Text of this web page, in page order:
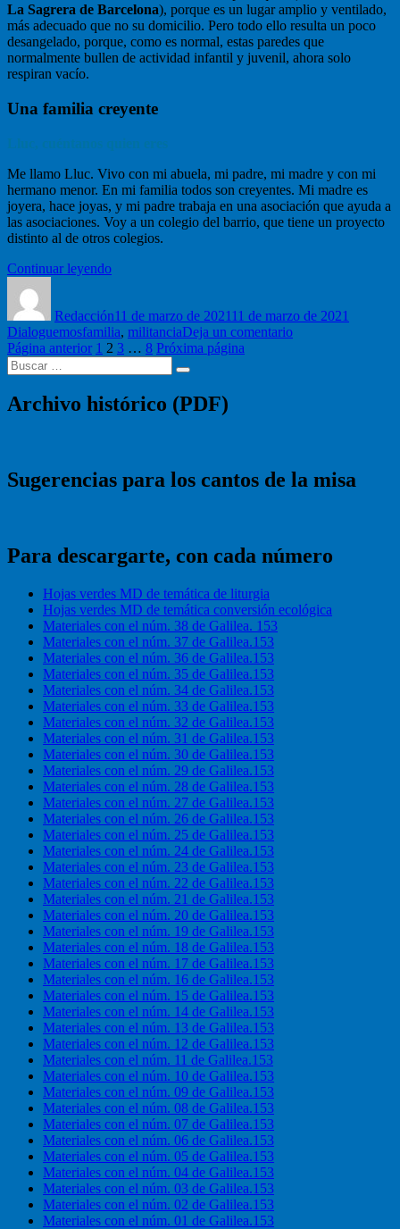
La Sagrera de Barcelona), porque es un lugar amplio y ventilado,
más adecuado que no su domicilio. Pero todo ello resulta un poco
desangelado, porque, como es normal, estas paredes que
normalmente bullen de actividad infantil y juvenil, ahora solo
respiran vacío.
Una familia creyente
Me llamo Lluc. Vivo con mi abuela, mi padre, mi madre y con mi
hermano menor. En mi familia todos son creyentes. Mi madre es
joyera, hace joyas, y mi padre trabaja en una asociación que ayuda a
las asociaciones. Voy a un colegio del barrio, que tiene un proyecto
distinto al de otros colegios.
Continuar leyendo“Lluc
aprendido
mucho
sobre
y
sus
valores»”
Redacción11 de marzo de 202111 de marzo de 2021
DialoguemosEtiquetas
familia, militanciaDeja un comentarioen
sus
valores»
Navegación
de
entradas
Página anterior Página
1 Página
2 Página
3 … Página
8 Próxima página
Buscar
por:
Buscar
Archivo histórico (PDF)
Sugerencias para los cantos de la misa
Para descargarte, con cada número
Hojas verdes MD de temática de liturgia
Hojas verdes MD de temática conversión ecológica
Materiales con el núm. 38 de Galilea. 153
Materiales con el núm. 37 de Galilea.153
Materiales con el núm. 36 de Galilea.153
Materiales con el núm. 35 de Galilea.153
Materiales con el núm. 34 de Galilea.153
Materiales con el núm. 33 de Galilea.153
Materiales con el núm. 32 de Galilea.153
Materiales con el núm. 31 de Galilea.153
Materiales con el núm. 30 de Galilea.153
Materiales con el núm. 29 de Galilea.153
Materiales con el núm. 28 de Galilea.153
Materiales con el núm. 27 de Galilea.153
Materiales con el núm. 26 de Galilea.153
Materiales con el núm. 25 de Galilea.153
Materiales con el núm. 24 de Galilea.153
Materiales con el núm. 23 de Galilea.153
Materiales con el núm. 22 de Galilea.153
Materiales con el núm. 21 de Galilea.153
Materiales con el núm. 20 de Galilea.153
Materiales con el núm. 19 de Galilea.153
Materiales con el núm. 18 de Galilea.153
Materiales con el núm. 17 de Galilea.153
Materiales con el núm. 16 de Galilea.153
Materiales con el núm. 15 de Galilea.153
Materiales con el núm. 14 de Galilea.153
Materiales con el núm. 13 de Galilea.153
Materiales con el núm. 12 de Galilea.153
Materiales con el núm. 11 de Galilea.153
Materiales con el núm. 10 de Galilea.153
Materiales con el núm. 09 de Galilea.153
Materiales con el núm. 08 de Galilea.153
Materiales con el núm. 07 de Galilea.153
Materiales con el núm. 06 de Galilea.153
Materiales con el núm. 05 de Galilea.153
Materiales con el núm. 04 de Galilea.153
Materiales con el núm. 03 de Galilea.153
Materiales con el núm. 02 de Galilea.153
Materiales con el núm. 01 de Galilea.153